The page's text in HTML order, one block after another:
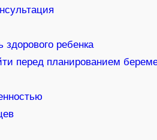
здорового ребенка
перед планированием